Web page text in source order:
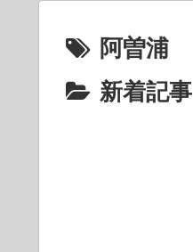
阿曽浦
新着記事